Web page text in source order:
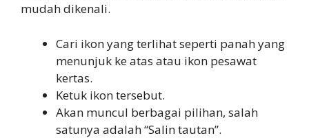
mudah dikenali.
Cari ikon yang terlihat seperti panah yang
menunjuk ke atas atau ikon pesawat
kertas.
Ketuk ikon tersebut.
Akan muncul berbagai pilihan, salah
satunya adalah “Salin tautan”.